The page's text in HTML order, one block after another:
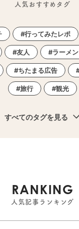
人気おすすめタグ
行ってみたレポ
友人 ラーメン
ちたまる広告
旅行 観光
すべてのタグを見る
RANKING
人気記事ランキング